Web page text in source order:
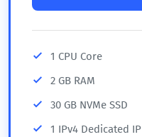
1 CPU Core
2 GB RAM
30 GB NVMe SSD
1 IPv4 Dedicated IP